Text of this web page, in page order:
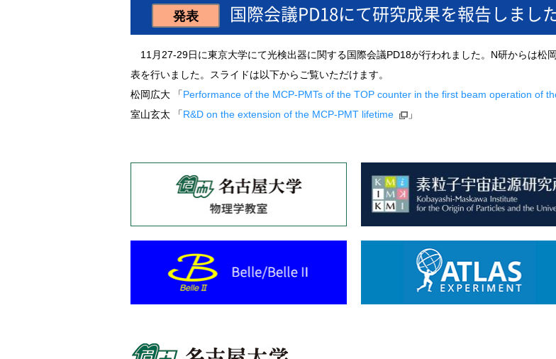
発表 国際会議PD18にて研究成果を報告しました
11月27-29日に東京大学にて光検出器に関する国際会議PD18が行われました。N研からは松
表を行いました。スライドは以下からご覧いただけます。
松岡広大 「Performance of the MCP-PMTs of the TOP counter in the first beam operation of
室山玄太 「R&D on the extension of the MCP-PMT lifetime 」